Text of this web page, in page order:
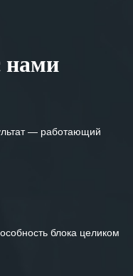
отметить высокую
компании,
открытые
нами
— работающий
блока целиком